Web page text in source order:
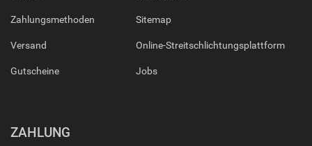
Zahlungsmethoden
Versand
Gutscheine
Sitemap
Online-Streitschlichtungsplattform
Jobs
ZAHLUNG